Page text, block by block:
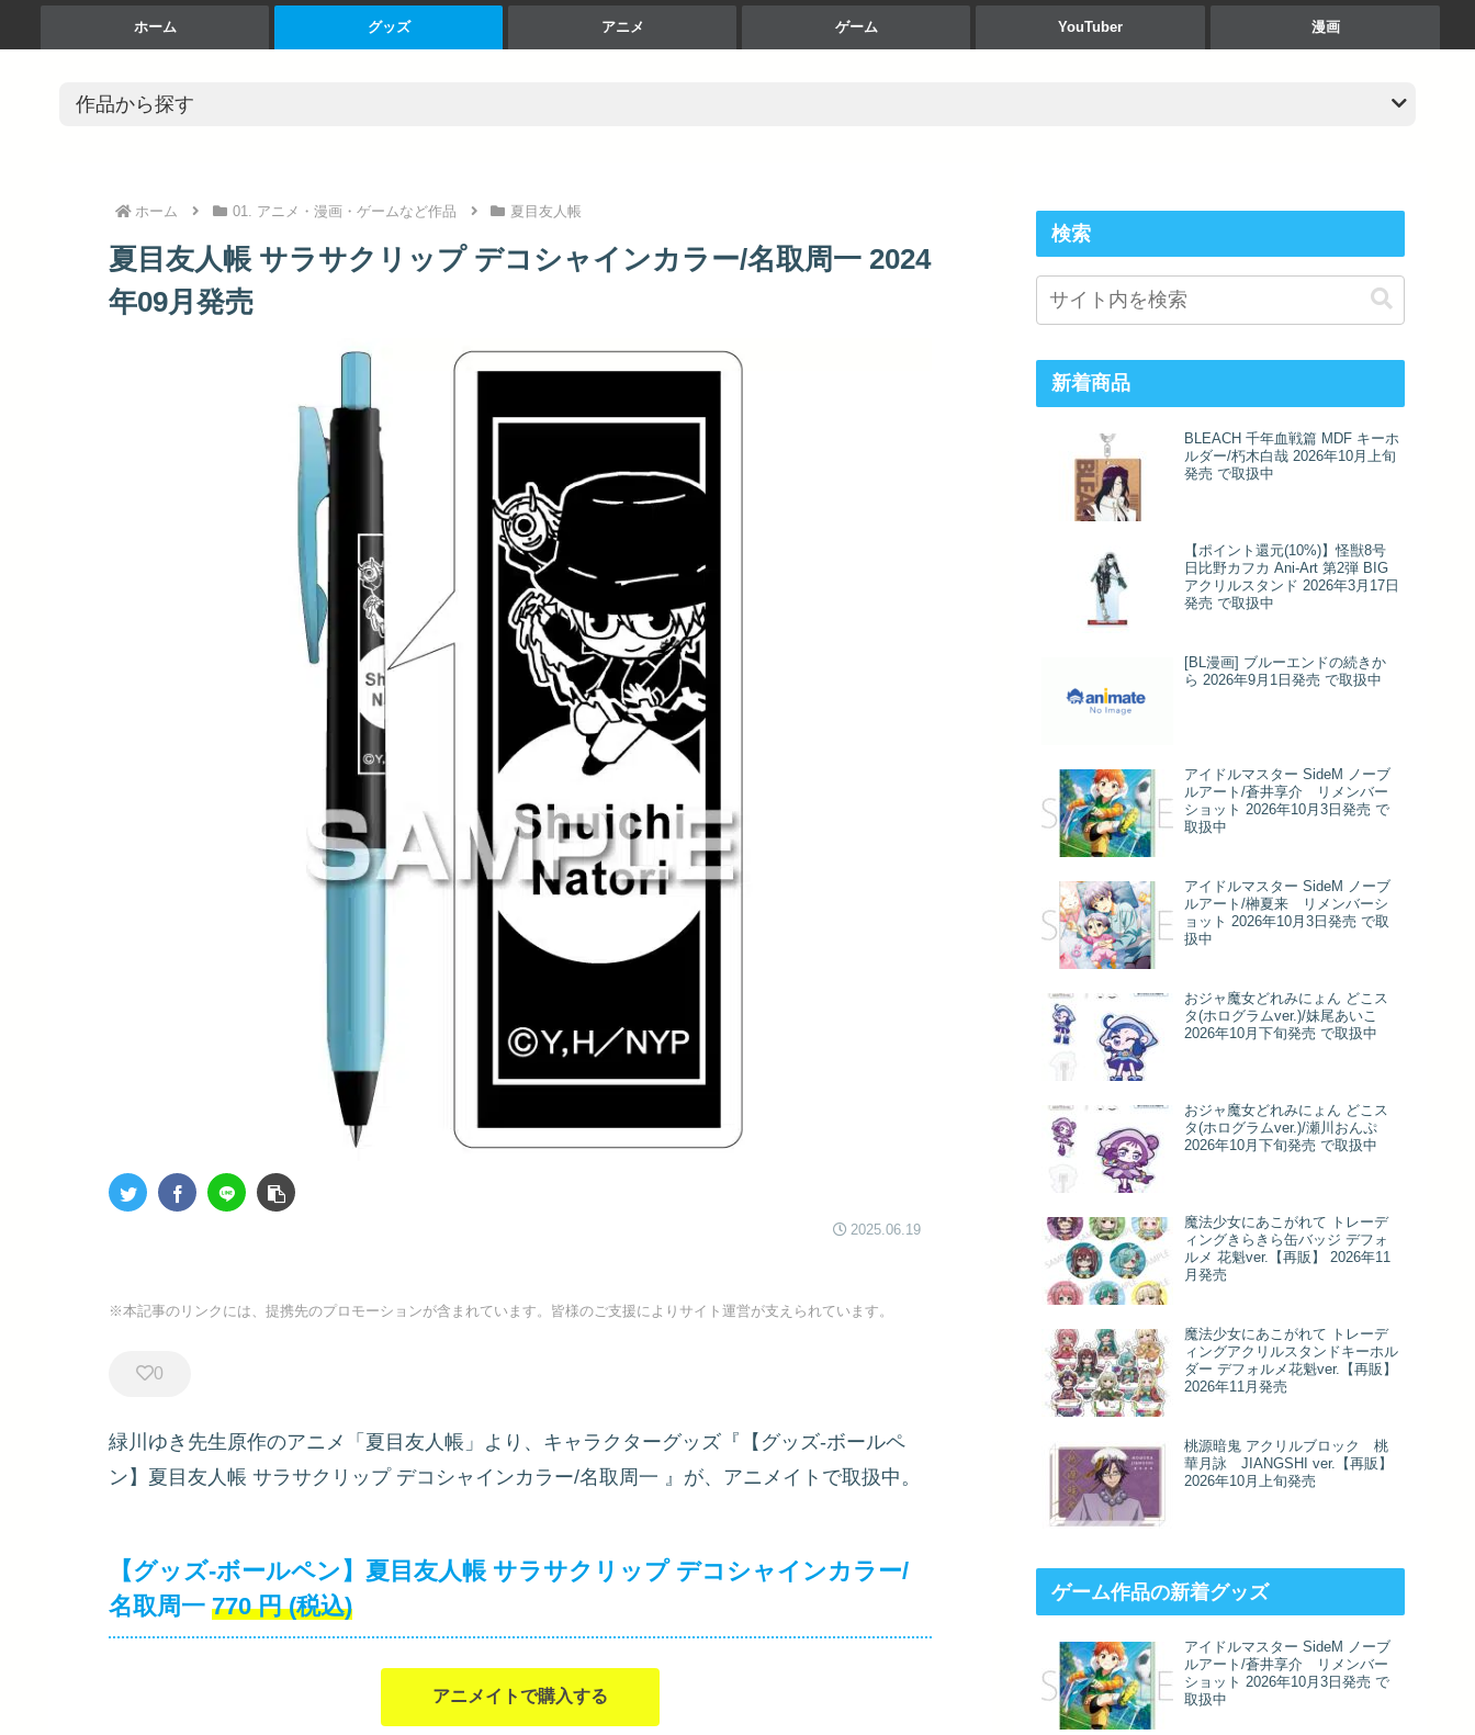
ホーム グッズ アニメ ゲーム YouTuber 漫画
ホーム 01. アニメ・漫画・ゲームなど作品 夏目友人帳
夏目友人帳 サラサクリップ デコシャインカラー/名取周一 2024
年09月発売
2025.06.19
※本記事のリンクには、提携先のプロモーションが含まれています。皆様のご支援によりサイト運営が支えられています。
0
緑川ゆき先生原作のアニメ「夏目友人帳」より、キャラクターグッズ『【グッズ-ボールペ
ン】夏目友人帳 サラサクリップ デコシャインカラー/名取周一 』が、アニメイトで取扱中。
【グッズ-ボールペン】夏目友人帳 サラサクリップ デコシャインカラー/
名取周一 770 円 (税込)
アニメイトで購入する
検索
新着商品
BLEACH 千年血戦篇 MDF キーホ
ルダー/朽木白哉 2026年10月上旬
発売 で取扱中
【ポイント還元(10%)】怪獣8号
日比野カフカ Ani-Art 第2弾 BIG
アクリルスタンド 2026年3月17日
発売 で取扱中
[BL漫画] ブルーエンドの続きか
ら 2026年9月1日発売 で取扱中
アイドルマスター SideM ノーブ
ルアート/蒼井享介 リメンバー
ショット 2026年10月3日発売 で
取扱中
アイドルマスター SideM ノーブ
ルアート/榊夏来 リメンバーシ
ョット 2026年10月3日発売 で取
扱中
おジャ魔女どれみにょん どこス
タ(ホログラムver.)/妹尾あいこ
2026年10月下旬発売 で取扱中
おジャ魔女どれみにょん どこス
タ(ホログラムver.)/瀬川おんぷ
2026年10月下旬発売 で取扱中
魔法少女にあこがれて トレーデ
ィングきらきら缶バッジ デフォ
ルメ 花魁ver.【再販】 2026年11
月発売
魔法少女にあこがれて トレーデ
ィングアクリルスタンドキーホル
ダー デフォルメ花魁ver.【再販】
2026年11月発売
桃源暗鬼 アクリルブロック 桃
華月詠 JIANGSHI ver.【再販】
2026年10月上旬発売
ゲーム作品の新着グッズ
アイドルマスター SideM ノーブ
ルアート/蒼井享介 リメンバー
ショット 2026年10月3日発売 で
取扱中